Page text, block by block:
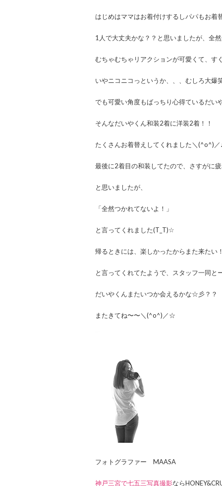
はじめはママはお着付けするしパパもお着
1人で大丈夫かな？？と思いましたが、全
むちゃむちゃリアクションが可愛くて、す
いやニコニコっというか、、、むしろ大爆
でも可愛い角度もばっちり心得ているだい
そんなだいやくん和装2着に洋装2着！！
たくさんお着替えしてくれました＼(^o^)／
最後に2着目の和装してたので、さすがに
と思いましたが、
「全然つかれてないよ！」
と言ってくれました(T_T)☆
帰るときには、楽しかったからまた来たい！
と言ってくれてたようで、スタッフ一同と
だいやくんまたいつか会えるかな☆彡？？
またきてね〜〜＼(^o^)／☆
フォトグラファー MAASA
神戸三宮で七五三写真撮影なら